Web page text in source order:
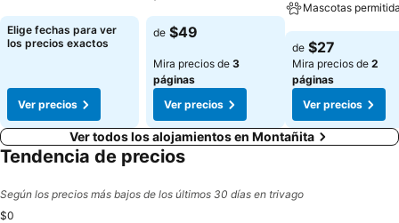
Elige fechas para ver
los precios exactos
Ver precios
Ver precios
de $49
Mira precios de 3
páginas
Ver precios
Mascotas
Ver precios
de $27
Mira precios de 2
páginas
Ver precios
Ver todos los alojamientos en Montañita
Tendencia de precios
Según los precios más bajos de los últimos 30 días en trivago
$0